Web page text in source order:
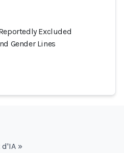
Excluded
Gender Lines
»